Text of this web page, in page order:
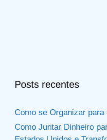
Posts recentes
Como se Organizar
Como Juntar Dinheiro